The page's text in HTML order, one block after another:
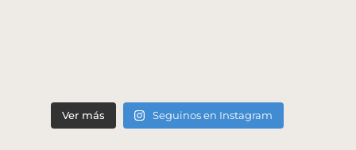
Ver más Seguinos en Instagram